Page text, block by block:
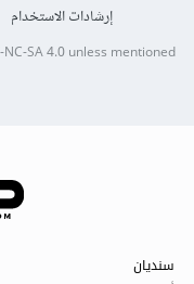
إرشادات الاستخدام
NC-SA 4.0unless mentioned